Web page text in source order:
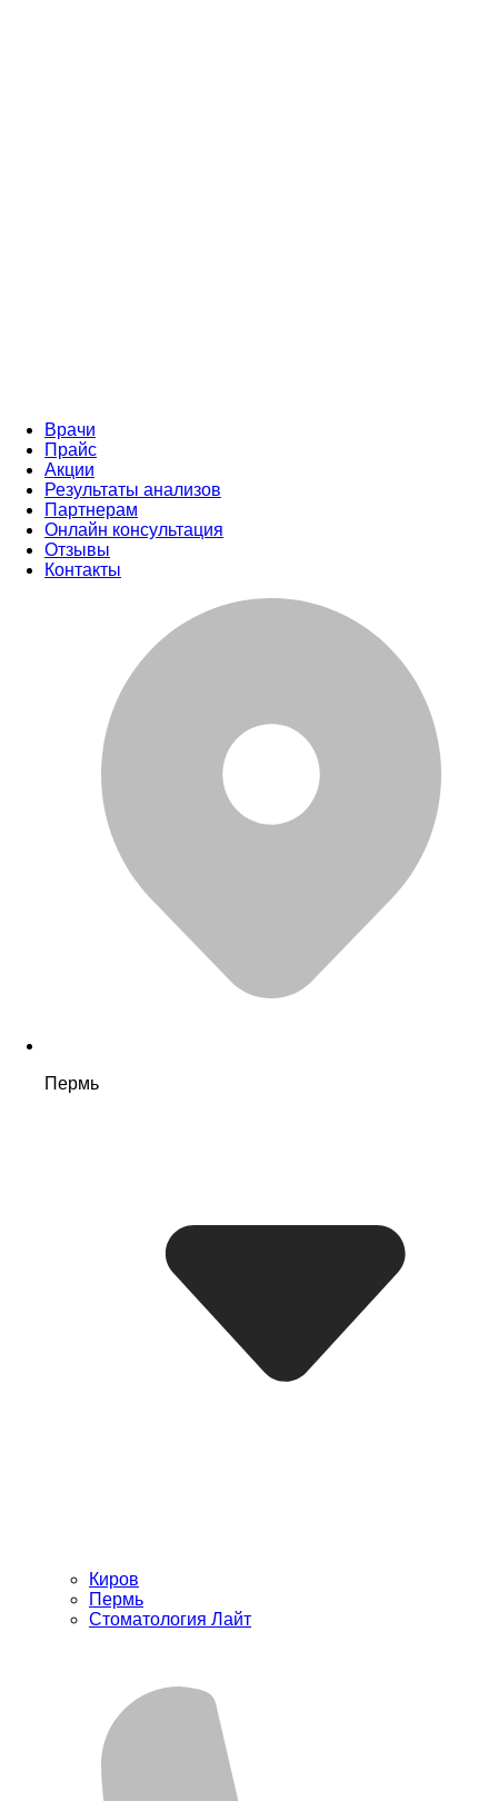
Врачи
Прайс
Акции
Результаты анализов
Партнерам
Онлайн консультация
Отзывы
Контакты
Пермь
Киров
Пермь
Стоматология Лайт